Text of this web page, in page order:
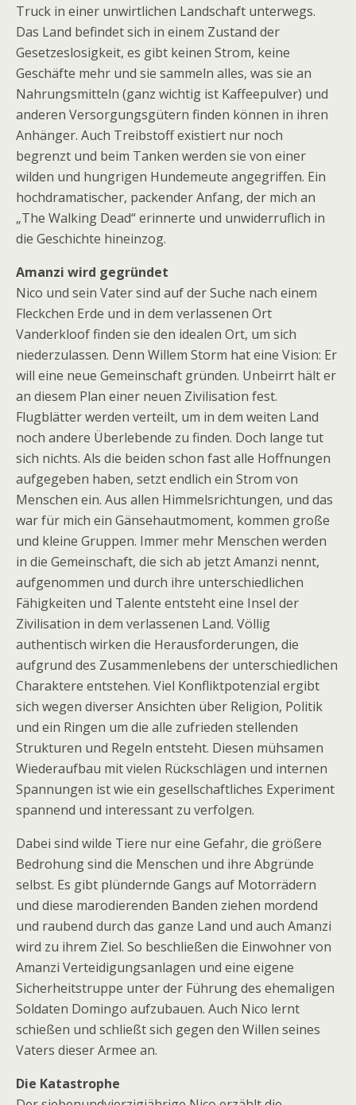
Truck in einer unwirtlichen Landschaft unterwegs.
Das Land befindet sich in einem Zustand der
Gesetzeslosigkeit, es gibt keinen Strom, keine
Geschäfte mehr und sie sammeln alles, was sie an
Nahrungsmitteln (ganz wichtig ist Kaffeepulver) und
anderen Versorgungsgütern finden können in ihren
Anhänger. Auch Treibstoff existiert nur noch
begrenzt und beim Tanken werden sie von einer
wilden und hungrigen Hundemeute angegriffen. Ein
hochdramatischer, packender Anfang, der mich an
„The Walking Dead“ erinnerte und unwiderruflich in
die Geschichte hineinzog.
Amanzi wird gegründet
Nico und sein Vater sind auf der Suche nach einem
Fleckchen Erde und in dem verlassenen Ort
Vanderkloof finden sie den idealen Ort, um sich
niederzulassen. Denn Willem Storm hat eine Vision: Er
will eine neue Gemeinschaft gründen. Unbeirrt hält er
an diesem Plan einer neuen Zivilisation fest.
Flugblätter werden verteilt, um in dem weiten Land
noch andere Überlebende zu finden. Doch lange tut
sich nichts. Als die beiden schon fast alle Hoffnungen
aufgegeben haben, setzt endlich ein Strom von
Menschen ein. Aus allen Himmelsrichtungen, und das
war für mich ein Gänsehautmoment, kommen große
und kleine Gruppen. Immer mehr Menschen werden
in die Gemeinschaft, die sich ab jetzt Amanzi nennt,
aufgenommen und durch ihre unterschiedlichen
Fähigkeiten und Talente entsteht eine Insel der
Zivilisation in dem verlassenen Land. Völlig
authentisch wirken die Herausforderungen, die
aufgrund des Zusammenlebens der unterschiedlichen
Charaktere entstehen. Viel Konfliktpotenzial ergibt
sich wegen diverser Ansichten über Religion, Politik
und ein Ringen um die alle zufrieden stellenden
Strukturen und Regeln entsteht. Diesen mühsamen
Wiederaufbau mit vielen Rückschlägen und internen
Spannungen ist wie ein gesellschaftliches Experiment
spannend und interessant zu verfolgen.
Dabei sind wilde Tiere nur eine Gefahr, die größere
Bedrohung sind die Menschen und ihre Abgründe
selbst. Es gibt plündernde Gangs auf Motorrädern
und diese marodierenden Banden ziehen mordend
und raubend durch das ganze Land und auch Amanzi
wird zu ihrem Ziel. So beschließen die Einwohner von
Amanzi Verteidigungsanlagen und eine eigene
Sicherheitstruppe unter der Führung des ehemaligen
Soldaten Domingo aufzubauen. Auch Nico lernt
schießen und schließt sich gegen den Willen seines
Vaters dieser Armee an.
Die Katastrophe